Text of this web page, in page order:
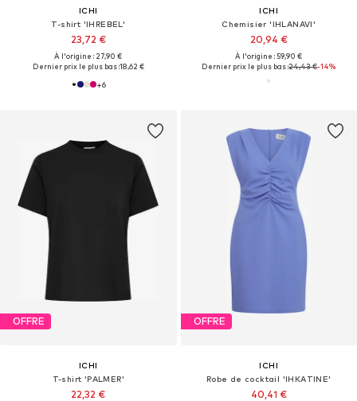
ICHI
T-shirt 'IHREBEL'
23,72 €
À l'origine : 27,90 €
Dernier prix le plus bas :18,62 €
+6
ICHI
Chemisier 'IHLANAVI'
20,94 €
À l'origine : 59,90 €
Dernier prix le plus bas :24,43 €-14%
OFFRE
ICHI
T-shirt 'PALMER'
22,32 €
OFFRE
ICHI
Robe de cocktail 'IHKATINE'
40,41 €